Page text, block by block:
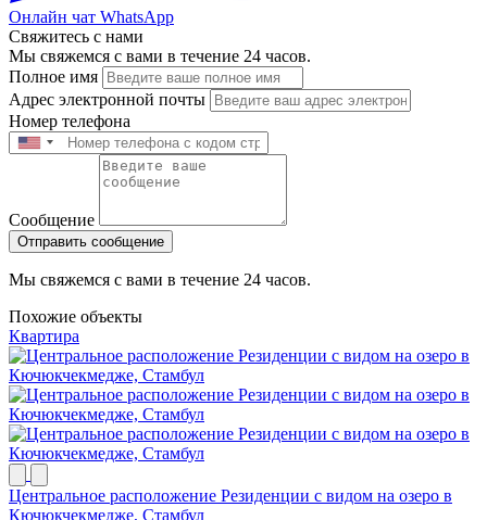
Онлайн чат WhatsApp
Свяжитесь с нами
Мы свяжемся с вами в течение 24 часов.
Полное имя
Адрес электронной почты
Номер телефона
Сообщение
Отправить сообщение
Мы свяжемся с вами в течение 24 часов.
Похожие объекты
Квартира
Центральное расположение Резиденции с видом на озеро в
Кючюкчекмедже, Стамбул